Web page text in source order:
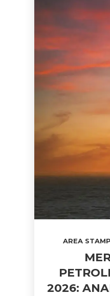
AREA
2026: